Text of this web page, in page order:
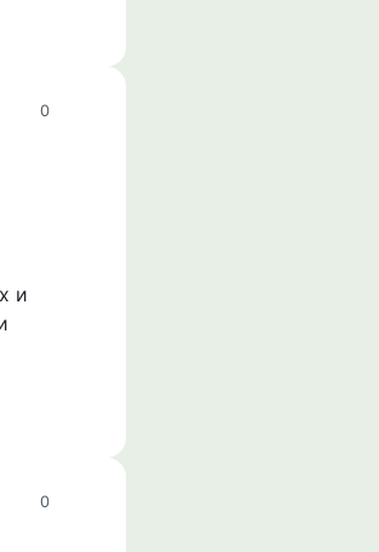
0
и
0